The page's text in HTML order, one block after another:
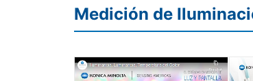
Medición de